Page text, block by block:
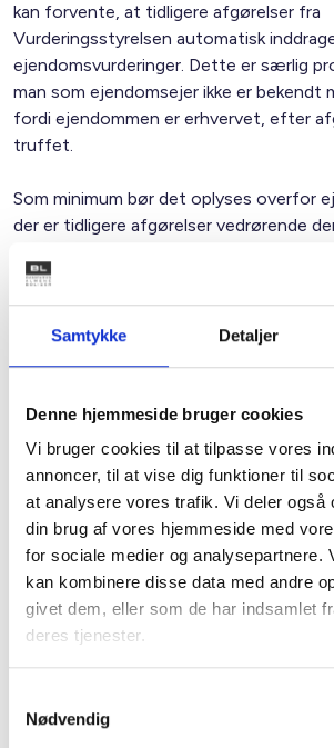
Samtykke Detaljer
Denne hjemmeside bruger cookies
Vi bruger cookies til at tilpasse vores
annoncer, til at vise dig funktioner til
at analysere vores trafik. Vi deler også
din brug af vores hjemmeside med
for sociale medier og analysepartnere.
kan kombinere disse data med andre
givet dem, eller som de har indsamlet
deres tjenester.
Nødvendig
kan forvente, at tidligere afgørelser fra
Vurderingsstyrelsen automatisk
ejendomsvurderinger. Dette er særlig
man som ejendomsejer ikke er bekendt
fordi ejendommen er erhvervet, efter
truffet.
Som minimum bør det oplyses overfor
der er tidligere afgørelser vedrørende
hvordan ejeren skal forholde sig, hvis
der lå til grund for afgørelsen fortsat
Bent Madsen
Adm. direktør
Relateret indhold
23. april 2025